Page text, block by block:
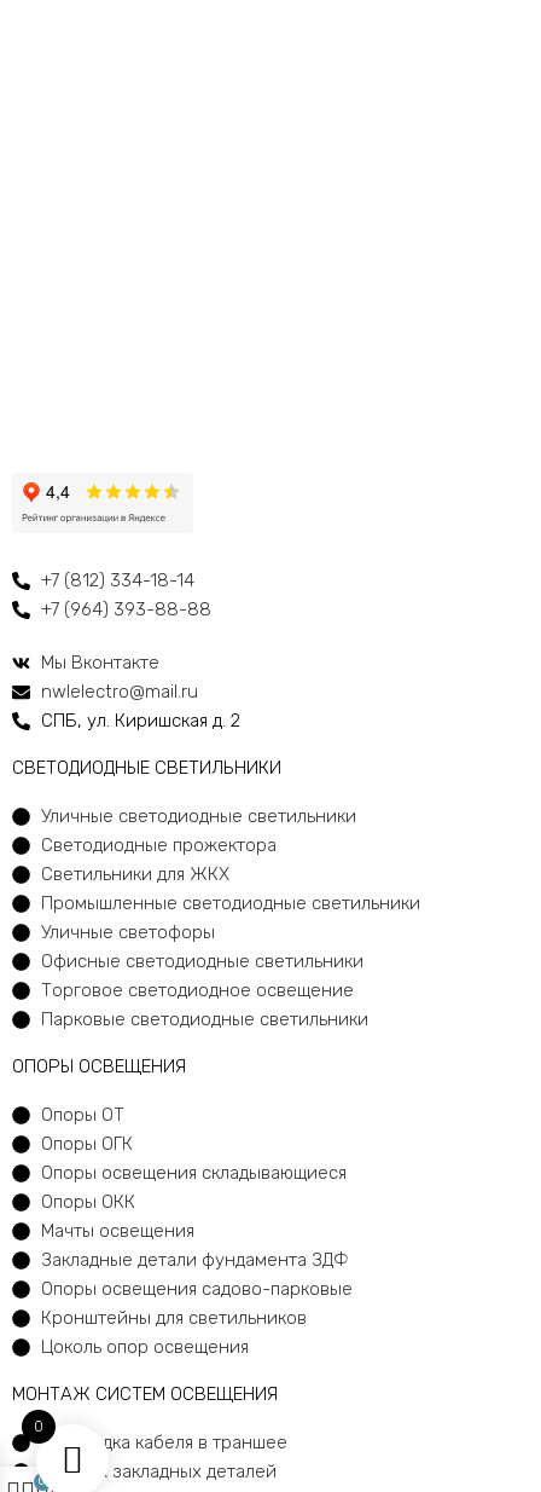
+7 (812) 334-18-14
+7 (964) 393-88-88
Мы Вконтакте
nwlelectro@mail.ru
СПБ, ул. Киришская д. 2
CВЕТОДИОДНЫЕ СВЕТИЛЬНИКИ
Уличные светодиодные светильники
Светодиодные прожектора
Светильники для ЖКХ
Промышленные светодиодные светильники
Уличные светофоры
Офисные светодиодные светильники
Торговое светодиодное освещение
Парковые светодиодные светильники
ОПОРЫ ОСВЕЩЕНИЯ
Опоры ОТ
Опоры ОГК
Опоры освещения складывающиеся
Опоры ОКК
Мачты освещения
Закладные детали фундамента ЗДФ
Опоры освещения садово-парковые
Кронштейны для светильников
Цоколь опор освещения
МОНТАЖ СИСТЕМ ОСВЕЩЕНИЯ
Прокладка кабеля в траншее
Монтаж закладных деталей
0
0